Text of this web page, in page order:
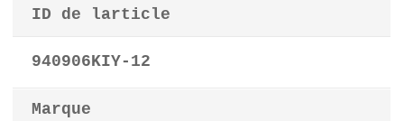
ID de larticle
940906KIY-12
Marque